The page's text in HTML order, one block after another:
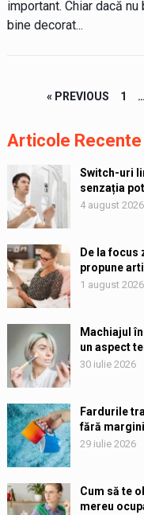
important. Chiar dacă
bine decorat...
Paginație« PREVIOUS 1 …
Articole Recente
Switch-uri
senzația
4 august 2026
De la
propune
1 august 2026
Machiajul
un aspect
30 iulie 2026
Fardurile
fără
29 iulie 2026
Cum să te
mereu